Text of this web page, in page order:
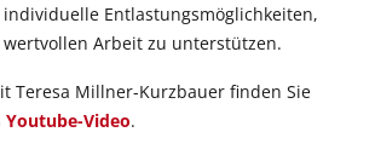
Entlastungsmöglichkeiten,
Arbeit zu unterstützen.
Teresa Millner-Kurzbauer finden Sie
Youtube-Video.